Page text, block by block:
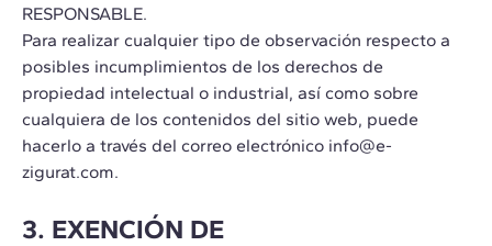
RESPONSABLE.
Para realizar cualquier tipo de observación respecto a
posibles incumplimientos de los derechos de
propiedad intelectual o industrial, así como sobre
cualquiera de los contenidos del sitio web, puede
hacerlo a través del correo electrónico info@e-
zigurat.com.
3. EXENCIÓN DE